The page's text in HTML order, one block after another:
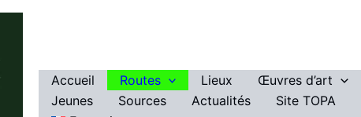
Accueil Routes Lieux Œuvres d’art
Jeunes
Sources Actualités Site TOPA